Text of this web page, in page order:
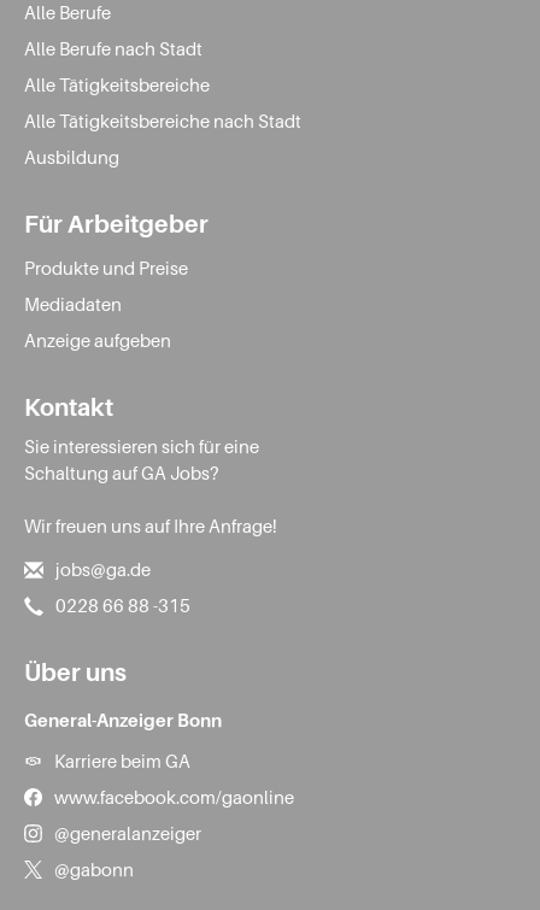
Alle Berufe
Alle Berufe nach Stadt
Alle Tätigkeitsbereiche
Alle Tätigkeitsbereiche nach Stadt
Ausbildung
Für Arbeitgeber
Produkte und Preise
Mediadaten
Anzeige aufgeben
Kontakt
Sie interessieren sich für eine
Schaltung auf GA Jobs?
Wir freuen uns auf Ihre Anfrage!
jobs@ga.de
0228 66 88 -315
Über uns
General-Anzeiger Bonn
Karriere beim GA
www.facebook.com/gaonline
@generalanzeiger
@gabonn